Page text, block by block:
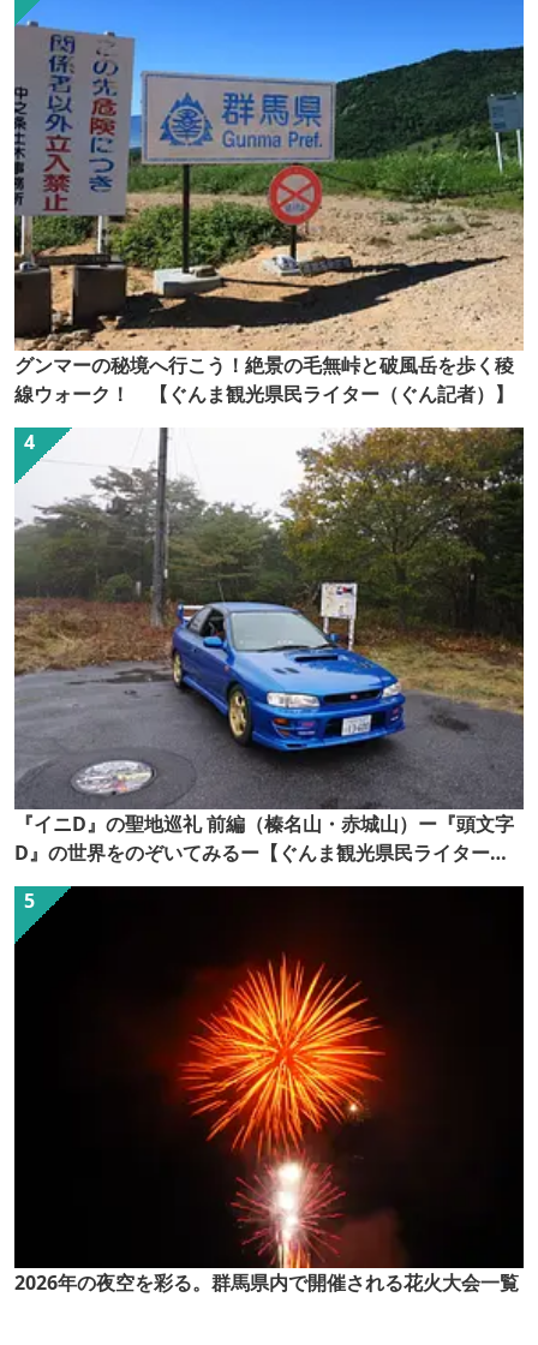
グンマーの秘境へ行こう！絶景の毛無峠と破風岳を歩く稜
線ウォーク！ 【ぐんま観光県民ライター（ぐん記者）】
『イニD』の聖地巡礼 前編（榛名山・赤城山）ー『頭文字
D』の世界をのぞいてみるー【ぐんま観光県民ライター
（ぐん記者）】
2026年の夜空を彩る。群馬県内で開催される花火大会一覧